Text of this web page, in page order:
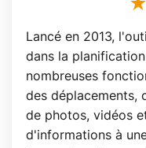
Lancé en 2013,
dans la
nombreuses
des déplacements,
de photos, vidéos
d'informations à